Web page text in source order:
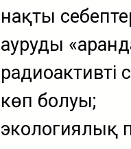
нақты
ауруды
көп болуы;
экологиялық